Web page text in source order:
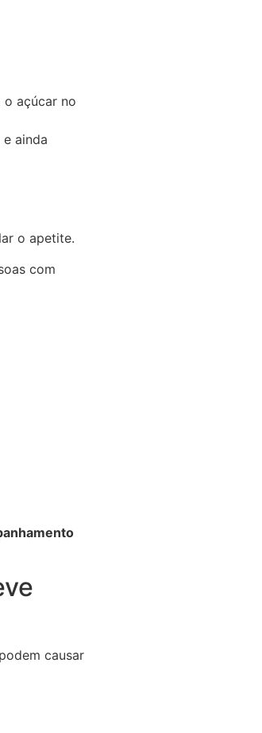
açúcar no
ainda
o apetite.
com
causar